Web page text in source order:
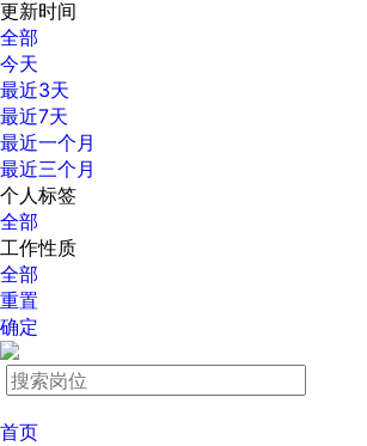
更新时间
全部
今天
最近3天
最近7天
最近一个月
最近三个月
个人标签
全部
工作性质
全部
重置
确定
首页